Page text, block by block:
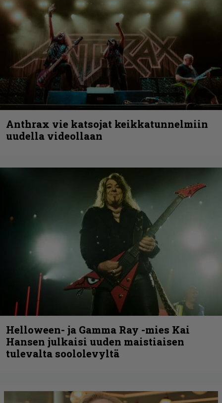
Anthrax vie katsojat keikkatunnelmiin
uudella videollaan
Helloween- ja Gamma Ray -mies Kai
Hansen julkaisi uuden maistiaisen
tulevalta soololevyltä